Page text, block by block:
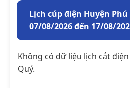
Lịch cúp điện Huyện
07/08/2026 đến 17/08/
Không có dữ liệu lịch cắt
Quý.